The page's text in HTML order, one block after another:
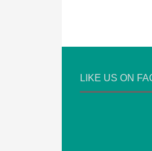
LIKE US ON